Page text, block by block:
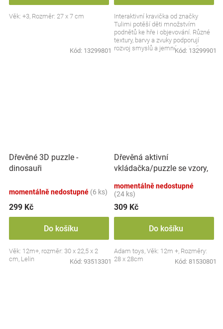
Věk: +3, Rozměr: 27 x 7 cm
Kód: 13299801
Interaktivní kravička od značky
Tulimi potěší děti množstvím
podnětů ke hře i objevování. Různé
textury, barvy a zvuky podporují
rozvoj smyslů a jemné motoriky.
Kód: 13299901
Dřevěné 3D puzzle -
dinosauři
momentálně nedostupné (6 ks)
299 Kč
Do košíku
Věk: 12m+, rozměr: 30 x 22,5 x 2
cm, Lelin
Kód: 93513301
Dřevěná aktivní
vkládačka/puzzle se vzory,
momentálně nedostupné
(24 ks)
309 Kč
Do košíku
Adam toys, Věk: 12m +, Rozměry:
28 x 28cm
Kód: 81530801